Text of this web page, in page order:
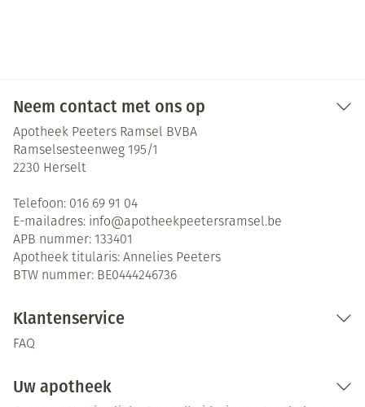
Neem contact met ons op
Apotheek Peeters Ramsel BVBA
Ramselsesteenweg 195/1
2230 Herselt
Telefoon: 016 69 91 04
E-mailadres: info@apotheekpeetersramsel.be
APB nummer: 133401
Apotheek titularis: Annelies Peeters
BTW nummer: BE0444246736
Klantenservice
FAQ
Uw apotheek